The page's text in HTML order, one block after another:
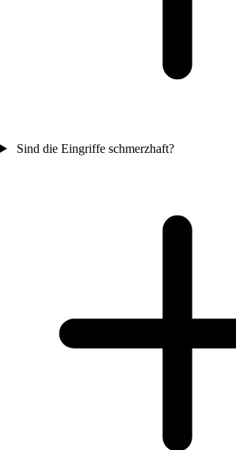
Sind die Eingriffe schmerzhaft?